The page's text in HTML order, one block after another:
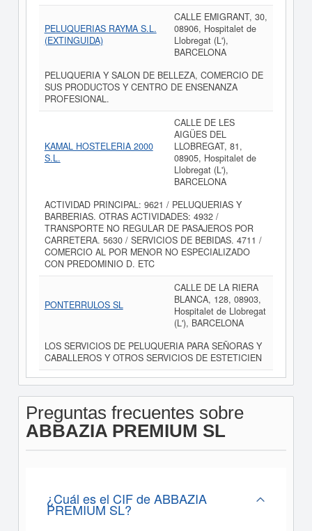
PELUQUERIAS RAYMA S.L.
(EXTINGUIDA)
CALLE EMIGRANT, 30,
08906, Hospitalet de
Llobregat (L'),
BARCELONA
PELUQUERIA Y SALON DE BELLEZA, COMERCIO DE
SUS PRODUCTOS Y CENTRO DE ENSENANZA
PROFESIONAL.
KAMAL HOSTELERIA 2000
S.L.
CALLE DE LES
AIGÜES DEL
LLOBREGAT, 81,
08905, Hospitalet de
Llobregat (L'),
BARCELONA
ACTIVIDAD PRINCIPAL: 9621 / PELUQUERIAS Y
BARBERIAS. OTRAS ACTIVIDADES: 4932 /
TRANSPORTE NO REGULAR DE PASAJEROS POR
CARRETERA. 5630 / SERVICIOS DE BEBIDAS. 4711 /
COMERCIO AL POR MENOR NO ESPECIALIZADO
CON PREDOMINIO D. ETC
PONTERRULOS SL
CALLE DE LA RIERA
BLANCA, 128, 08903,
Hospitalet de Llobregat
(L'), BARCELONA
LOS SERVICIOS DE PELUQUERIA PARA SEÑORAS Y
CABALLEROS Y OTROS SERVICIOS DE ESTETICIEN
Preguntas frecuentes sobre
ABBAZIA PREMIUM SL
¿Cuál es el CIF de ABBAZIA
PREMIUM SL?